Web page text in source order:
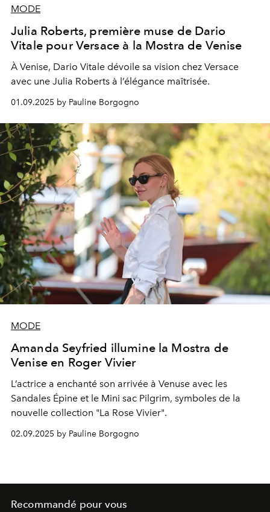
MODE
Julia Roberts, première muse de Dario
Vitale pour Versace à la Mostra de Venise
À Venise, Dario Vitale dévoile sa vision chez Versace
avec une Julia Roberts à l’élégance maîtrisée.
01.09.2025 by Pauline Borgogno
MODE
Amanda Seyfried illumine la Mostra de
Venise en Roger Vivier
L’actrice a enchanté son arrivée à Venuse avec les
Sandales Épine et le Mini sac Pilgrim, symboles de la
nouvelle collection "La Rose Vivier".
02.09.2025 by Pauline Borgogno
Recommandé pour vous